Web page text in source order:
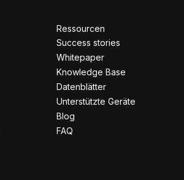
Ressourcen
Success stories
Whitepaper
Knowledge Base
Datenblätter
Unterstützte Geräte
Blog
FAQ